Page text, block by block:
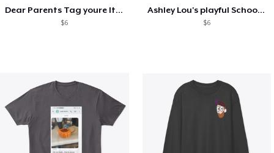
Dear Parents Tag youre It Love Teachers
$6
Ashley Lou's playful School🏠 Collection
$6